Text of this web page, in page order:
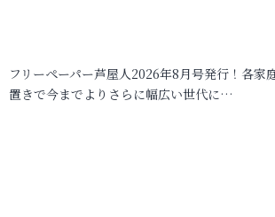
フリーペーパー芦屋人2026年8月号発行！各家
置きで今までよりさらに幅広い世代に…